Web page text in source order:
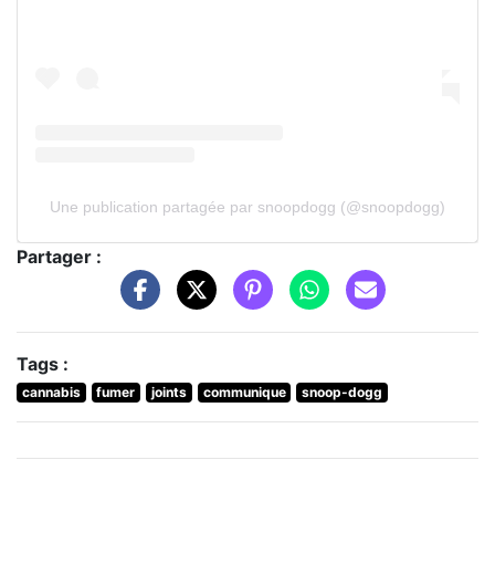
Une publication partagée par snoopdogg (@snoopdogg)
Partager :
Tags :
cannabis fumer joints communique snoop-dogg